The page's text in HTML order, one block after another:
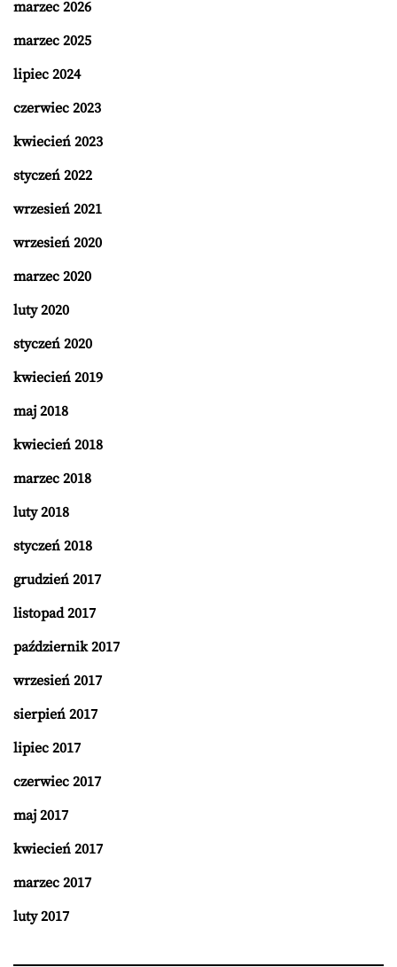
marzec 2026
marzec 2025
lipiec 2024
czerwiec 2023
kwiecień 2023
styczeń 2022
wrzesień 2021
wrzesień 2020
marzec 2020
luty 2020
styczeń 2020
kwiecień 2019
maj 2018
kwiecień 2018
marzec 2018
luty 2018
styczeń 2018
grudzień 2017
listopad 2017
październik 2017
wrzesień 2017
sierpień 2017
lipiec 2017
czerwiec 2017
maj 2017
kwiecień 2017
marzec 2017
luty 2017